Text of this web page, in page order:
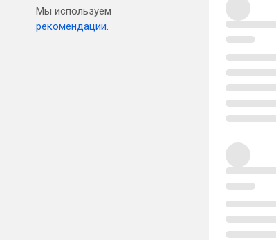
Мы используем
рекомендации.